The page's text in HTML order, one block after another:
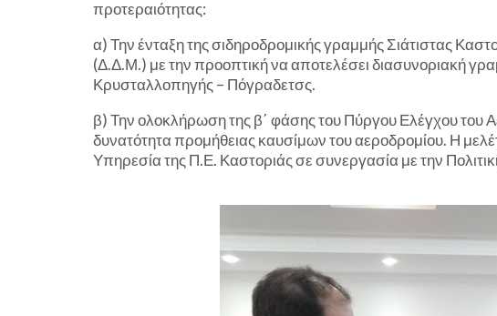
προτεραιότητας:
α) Την ένταξη της σιδηροδρομικής γραμμής Σιάτιστας
(Δ.Δ.Μ.) με την προοπτική να αποτελέσει διασυνοριακή
Κρυσταλλοπηγής – Πόγραδετσς.
β) Την ολοκλήρωση της β΄ φάσης του Πύργου Ελέγχου του
δυνατότητα προμήθειας καυσίμων του αεροδρομίου. Η
Υπηρεσία της Π.Ε. Καστοριάς σε συνεργασία με την